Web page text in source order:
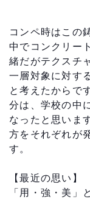
コンペ時はこの
中でコンクリー
緒だがテクスチ
一層対象に対す
と考えたからで
分は、学校の中
なったと思いま
方をそれぞれが
す。
【最近の思い】
「用・強・美」